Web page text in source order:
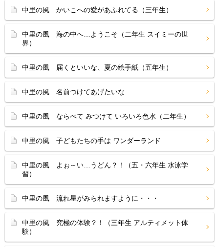
中里の風 かいこへの愛があふれてる（三年生）
中里の風 海の中へ…ようこそ（二年生 スイミーの世
界）
中里の風 届くといいな、夏の絵手紙（五年生）
中里の風 名前つけてあげたいな
中里の風 ならべて みつけて いろいろ色水（二年生）
中里の風 子どもたちの手は ワンダーランド
中里の風 よぉ～い…うどん？！（五・六年生 水泳学
習）
中里の風 流れ星がみられますように・・・
中里の風 究極の体験？！（三年生 アルティメット体
験）